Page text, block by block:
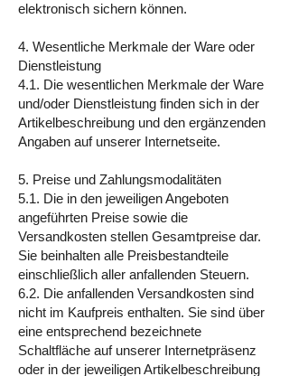
elektronisch sichern können.
4. Wesentliche Merkmale der Ware oder
Dienstleistung
4.1. Die wesentlichen Merkmale der Ware
und/oder Dienstleistung finden sich in der
Artikelbeschreibung und den ergänzenden
Angaben auf unserer Internetseite.
5. Preise und Zahlungsmodalitäten
5.1. Die in den jeweiligen Angeboten
angeführten Preise sowie die
Versandkosten stellen Gesamtpreise dar.
Sie beinhalten alle Preisbestandteile
einschließlich aller anfallenden Steuern.
6.2. Die anfallenden Versandkosten sind
nicht im Kaufpreis enthalten. Sie sind über
eine entsprechend bezeichnete
Schaltfläche auf unserer Internetpräsenz
oder in der jeweiligen Artikelbeschreibung